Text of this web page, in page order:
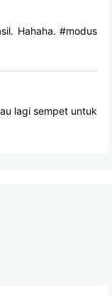
Hahaha. #modus
lagi sempet untuk